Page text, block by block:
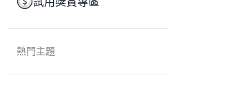
熱門主題